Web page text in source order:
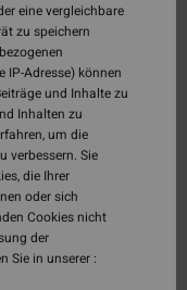
eine vergleichbare
zu speichern
IP-Adresse) können
und Inhalte zu
Inhalten zu
um die
verbessern. Sie
die Ihrer
oder sich
Cookies nicht
der
Sie in unserer :